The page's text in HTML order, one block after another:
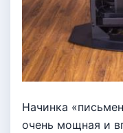
Начинка
очень мощная и